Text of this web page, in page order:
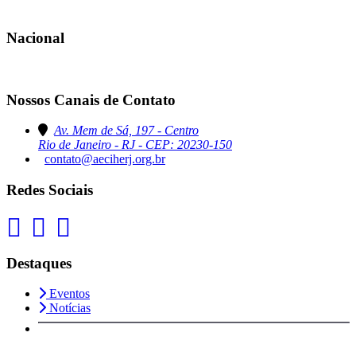
Nacional
Nossos Canais de Contato
Av. Mem de Sá, 197 - Centro
Rio de Janeiro - RJ - CEP: 20230-150
contato@aeciherj.org.br
Redes Sociais
Destaques
Eventos
Notícias